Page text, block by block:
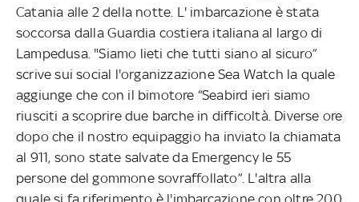
Catania alle 2 della notte. L' imbarcazione è stata
soccorsa dalla Guardia costiera italiana al largo di
Lampedusa. "Siamo lieti che tutti siano al sicuro”
scrive sui social l'organizzazione Sea Watch la quale
aggiunge che con il bimotore “Seabird ieri siamo
riusciti a scoprire due barche in difficoltà. Diverse ore
dopo che il nostro equipaggio ha inviato la chiamata
al 911, sono state salvate da Emergency le 55
persone del gommone sovraffollato”. L'altra alla
quale si fa riferimento è l'imbarcazione con oltre 200